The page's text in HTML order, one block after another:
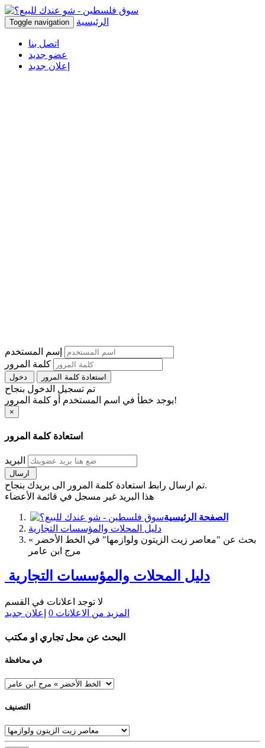
Toggle navigation الرئيسية
اتصل بنا
عضو جديد
إعلان جديد
إسم المستخدم
كلمة المرور
استعادة كلمة المرور
تم تسجيل الدخول بنجاح
يوجد خطأ في اسم المستخدم أو كلمة المرور!
×
استعادة كلمة المرور
البريد
تم ارسال رابط استعادة كلمة المرور الى بريدك بنجاح.
هذا البريد غير مسجل في قائمة الأعضاء
الصفحة الرئيسية
دليل المحلات والمؤسسات التجارية
بحث عن "معاصر زيت الزيتون ولوازمها" في الخط الأخضر »
مرج ابن عامر
دليل المحلات والمؤسسات التجارية
لا توجد اعلانات في القسم
المزيد من الاعلانات 0 إعلان جديد
البحث عن محل تجاري او مكتب
في محافظة
التصنيف